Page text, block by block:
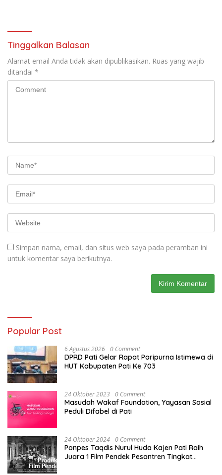
Tinggalkan Balasan
Alamat email Anda tidak akan dipublikasikan. Ruas yang wajib
ditandai *
Simpan nama, email, dan situs web saya pada peramban ini
untuk komentar saya berikutnya.
Popular Post
6 Agustus 2026 0 Comment
DPRD Pati Gelar Rapat Paripurna Istimewa di
HUT Kabupaten Pati Ke 703
24 Oktober 2023 0 Comment
Masudah Wakaf Foundation, Yayasan Sosial
Peduli Difabel di Pati
24 Oktober 2024 0 Comment
Ponpes Taqdis Nurul Huda Kajen Pati Raih
Juara 1 Film Pendek Pesantren Tingkat